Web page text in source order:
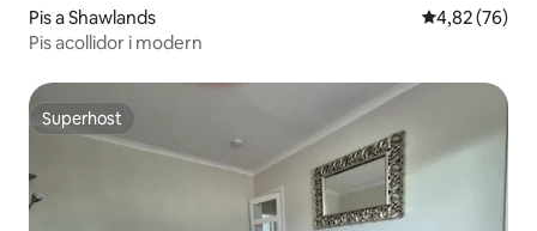
Pis a Shawlands 4,82 de
4,82 (76)
Pis acollidor i modern
Superhost
Superhost